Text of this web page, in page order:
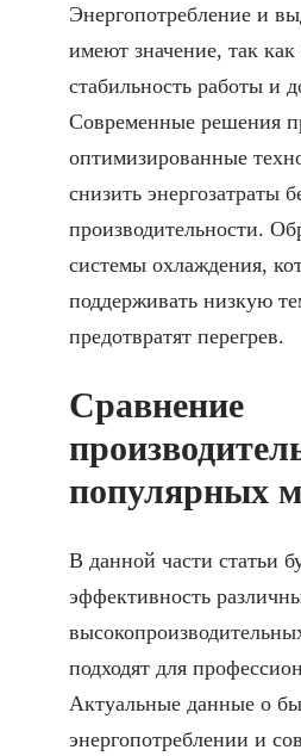
Энергопотребление и
имеют значение, так как
стабильность работы и
Современные решения
оптимизированные
снизить энергозатраты
производительности.
системы охлаждения,
поддерживать низкую
предотвратят перегрев.
Сравнение
популярных
В данной части статьи
эффективность
подходят для
Актуальные данные о
энергопотреблении и